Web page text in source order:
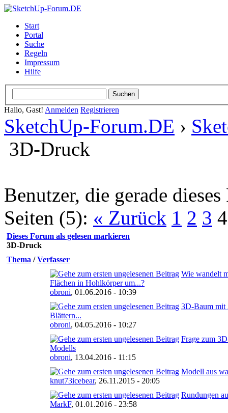
Start
Portal
Suche
Regeln
Impressum
Hilfe
Hallo, Gast! Anmelden Registrieren
SketchUp-Forum.DE ›
3D-Druck
Benutzer, die gerade
Seiten (5): « Zurück 1 2 3 4
Dieses Forum als gelesen markieren
3D-Druck
Thema /Verfasser
Wie wandelt
Flächen in Hohlkörper um...?
obroni, 01.06.2016 - 10:39
3D-Baum mit
Blättern...
obroni, 04.05.2016 - 10:27
Frage zum
Modells
obroni, 13.04.2016 - 11:15
Modell aus
knut73icebear, 26.11.2015 - 20:05
Rundungen
MarkF, 01.01.2016 - 23:58